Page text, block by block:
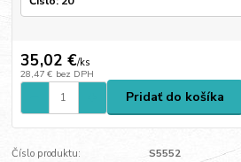
35,02 €/ks
28,47 € bez DPH
Pridať do košíka
Číslo produktu: S5552